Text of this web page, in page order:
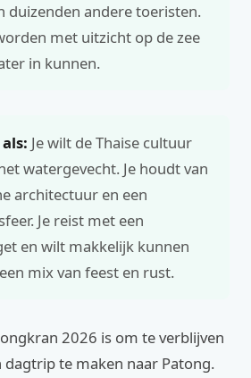
duizenden andere toeristen.
met uitzicht op de zee
in kunnen.
Je wilt de Thaise cultuur
watergevecht. Je houdt van
architectuur en een
Je reist met een
en wilt makkelijk kunnen
mix van feest en rust.
2026 is om te verblijven
dagtrip te maken naar Patong.